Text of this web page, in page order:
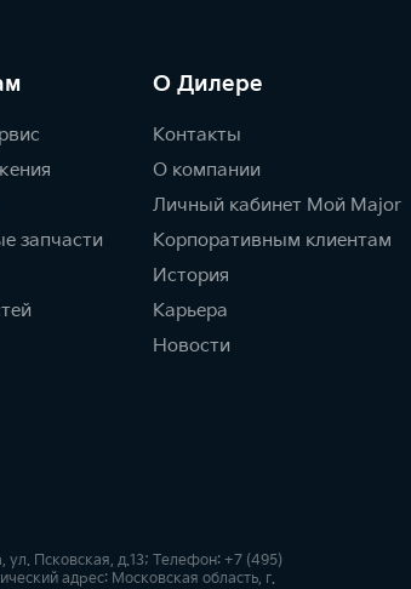
запчасти
О Дилере
Контакты
О компании
Личный кабинет Мой Major
Корпоративным клиентам
История
Карьера
Новости
Псковская, д.13; Телефон: +7 (495)
адрес: Московская область, г.